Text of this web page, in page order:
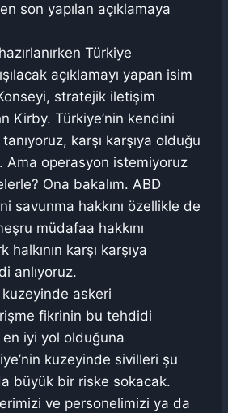
son yapılan açıklamaya
Türkiye
açıklamayı yapan isim
stratejik iletişim
Kirby. Türkiye’nin kendini
karşı karşıya olduğu
Ama operasyon istemiyoruz
Ona bakalım. ABD
savunma hakkını özellikle de
müdafaa hakkını
halkının karşı karşıya
anlıyoruz.
kuzeyinde askeri
fikrinin bu tehdidi
iyi yol olduğuna
kuzeyinde sivilleri şu
büyük bir riske sokacak.
ve personelimizi ya da